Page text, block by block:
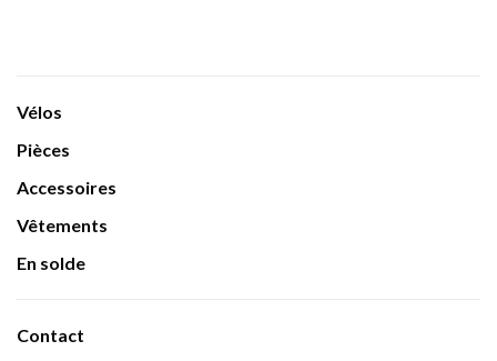
Vélos
Pièces
Accessoires
Vêtements
En solde
Contact